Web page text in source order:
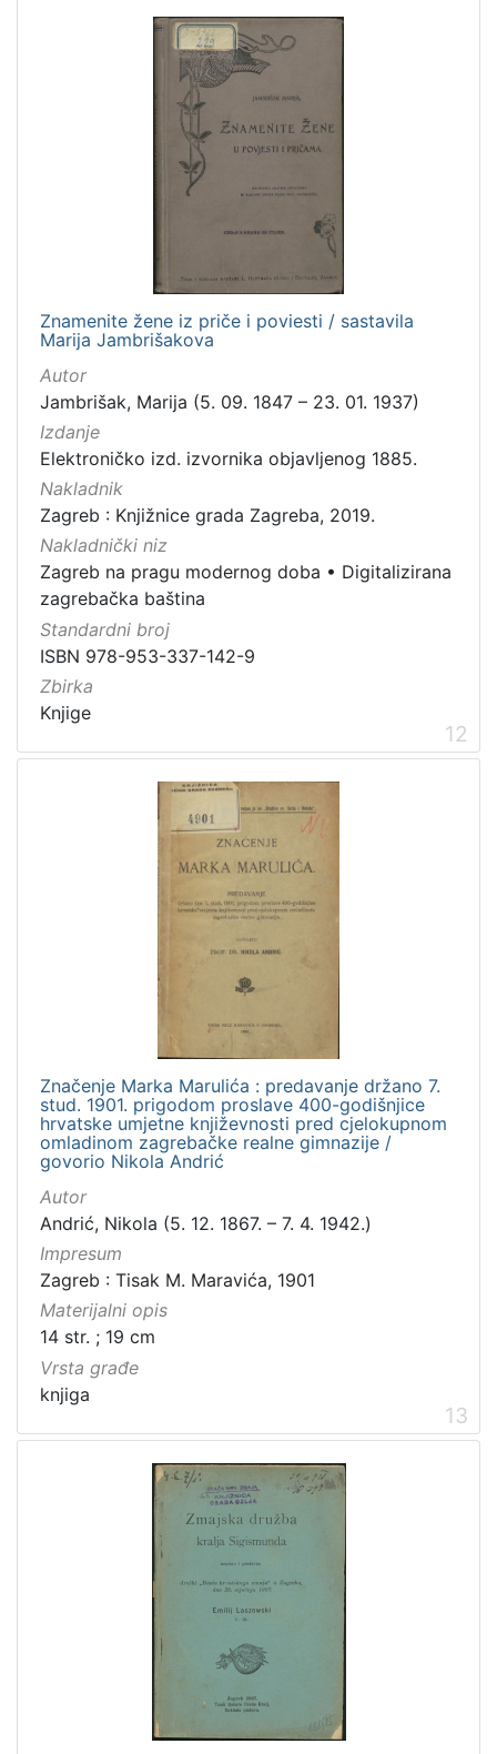
Znamenite žene iz priče i poviesti / sastavila
Marija Jambrišakova
Autor
Jambrišak, Marija (5. 09. 1847 – 23. 01. 1937)
Izdanje
Elektroničko izd. izvornika objavljenog 1885.
Nakladnik
Zagreb : Knjižnice grada Zagreba, 2019.
Nakladnički niz
Zagreb na pragu modernog doba • Digitalizirana
zagrebačka baština
Standardni broj
ISBN 978-953-337-142-9
Zbirka
Knjige
12
Značenje Marka Marulića : predavanje držano 7.
stud. 1901. prigodom proslave 400-godišnjice
hrvatske umjetne književnosti pred cjelokupnom
omladinom zagrebačke realne gimnazije /
govorio Nikola Andrić
Autor
Andrić, Nikola (5. 12. 1867. – 7. 4. 1942.)
Impresum
Zagreb : Tisak M. Maravića, 1901
Materijalni opis
14 str. ; 19 cm
Vrsta građe
knjiga
13